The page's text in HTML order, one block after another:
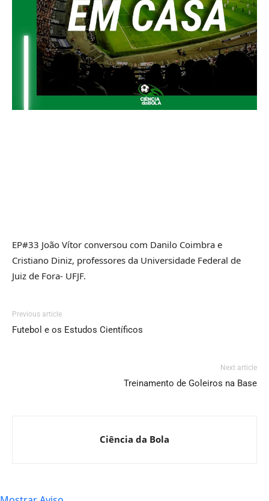
EP#33 João Vítor conversou com Danilo Coimbra e
Cristiano Diniz, professores da Universidade Federal de
Juiz de Fora- UFJF.
Previous article
Futebol e os Estudos Científicos
Next article
Treinamento de Goleiros na Base
Ciência da Bola